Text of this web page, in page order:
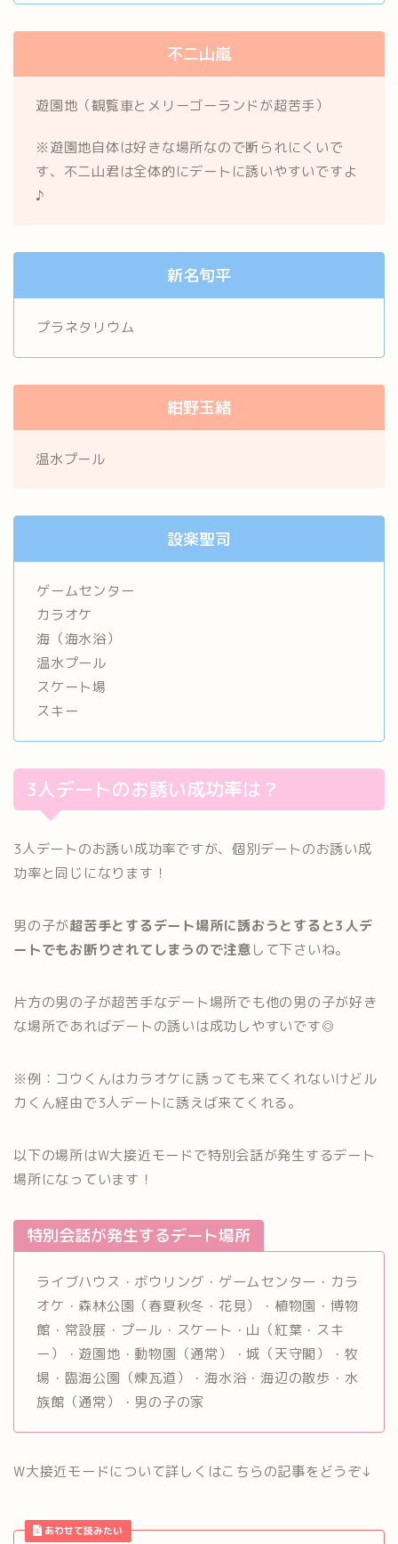
不二山嵐
遊園地（観覧車とメリーゴーランドが超苦手）
※遊園地自体は好きな場所なので断られにくいで
す、不二山君は全体的にデートに誘いやすいですよ
♪
新名旬平
プラネタリウム
紺野玉緒
温水プール
設楽聖司
ゲームセンター
カラオケ
海（海水浴）
温水プール
スケート場
スキー
3人デートのお誘い成功率は？
3人デートのお誘い成功率ですが、個別デートのお誘い成
功率と同じになります！
男の子が超苦手とするデート場所に誘おうとすると3人デ
ートでもお断りされてしまうので注意して下さいね。
片方の男の子が超苦手なデート場所でも他の男の子が好き
な場所であればデートの誘いは成功しやすいです◎
※例：コウくんはカラオケに誘っても来てくれないけどル
カくん経由で3人デートに誘えば来てくれる。
以下の場所はW大接近モードで特別会話が発生するデート
場所になっています！
特別会話が発生するデート場所
ライブハウス・ボウリング・ゲームセンター・カラ
オケ・森林公園（春夏秋冬・花見）・植物園・博物
館・常設展・プール・スケート・山（紅葉・スキ
ー）・遊園地・動物園（通常）・城（天守閣）・牧
場・臨海公園（煉瓦道）・海水浴・海辺の散歩・水
族館（通常）・男の子の家
W大接近モードについて詳しくはこちらの記事をどうぞ↓